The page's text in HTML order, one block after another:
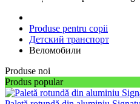
Produse pentru copii
Детский транспорт
Веломобили
Produse noi
Produs popular